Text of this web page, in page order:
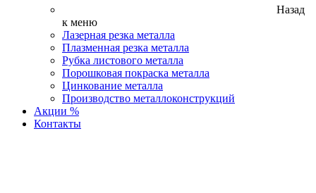
Назад
к меню
Лазерная резка металла
Плазменная резка металла
Рубка листового металла
Порошковая покраска металла
Цинкование металла
Производство металлоконструкций
Акции %
Контакты